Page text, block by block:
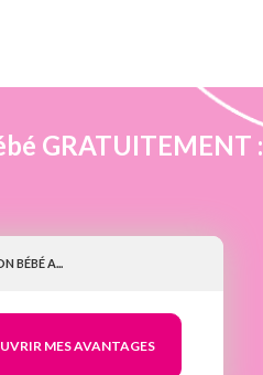
GRATUITEMENT :
BÉBÉ A...